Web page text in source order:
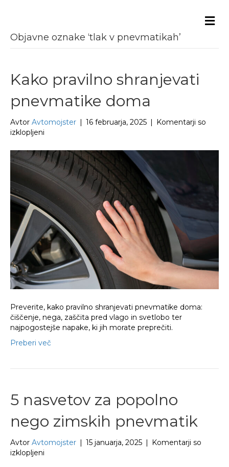
Objavne oznake ‘tlak v pnevmatikah’
Kako pravilno shranjevati
pnevmatike doma
Avtor Avtomojster | 16 februarja, 2025 | Komentarji so
izklopljeni
pravilno
shranjevati
pnevmatike
doma
Preverite, kako pravilno shranjevati pnevmatike doma:
čiščenje, nega, zaščita pred vlago in svetlobo ter
najpogostejše napake, ki jih morate preprečiti.
Preberi več
5 nasvetov za popolno
nego zimskih pnevmatik
Avtor Avtomojster | 15 januarja, 2025 | Komentarji so
izklopljeni